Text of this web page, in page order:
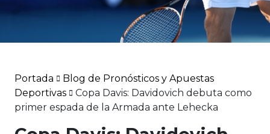
Portada
Blog de Pronósticos y Apuestas
Deportivas
Copa Davis: Davidovich debuta como
primer espada de la Armada ante Lehecka